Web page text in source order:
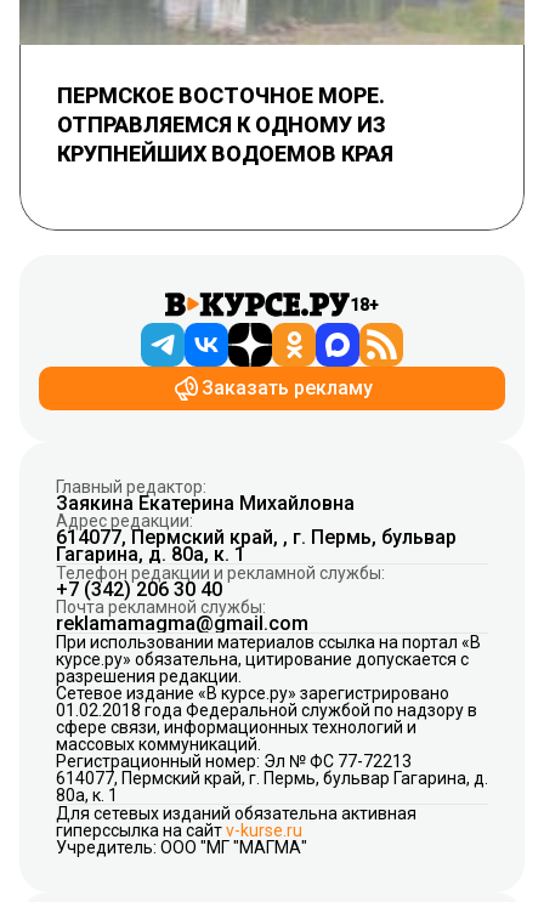
ПЕРМСКОЕ ВОСТОЧНОЕ МОРЕ.
ОТПРАВЛЯЕМСЯ К ОДНОМУ ИЗ
КРУПНЕЙШИХ ВОДОЕМОВ КРАЯ
18+
Заказать рекламу
Главный редактор:
Заякина Екатерина Михайловна
Адрес редакции:
614077, Пермский край, , г. Пермь, бульвар
Гагарина, д. 80а, к. 1
Телефон редакции и рекламной службы:
+7 (342) 206 30 40
Почта рекламной службы:
reklamamagma@gmail.com
При использовании материалов ссылка на портал «В
курсе.ру» обязательна, цитирование допускается с
разрешения редакции.
Сетевое издание «В курсе.ру» зарегистрировано
01.02.2018 года Федеральной службой по надзору в
сфере связи, информационных технологий и
массовых коммуникаций.
Регистрационный номер: Эл № ФС 77-72213
614077, Пермский край, г. Пермь, бульвар Гагарина, д.
80а, к. 1
Для сетевых изданий обязательна активная
гиперссылка на сайтv-kurse.ru
Учредитель: ООО "МГ "МАГМА"